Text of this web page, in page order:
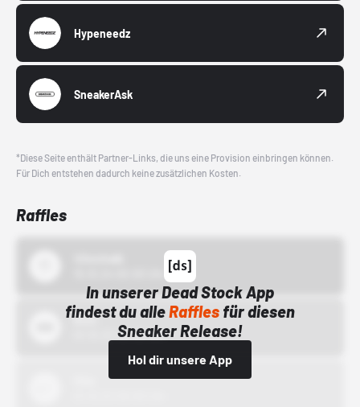
Hypeneedz
SneakerAsk
*Diese Seite enthält Partner-Links, die uns eine Provision einbringen können.
Für Dich entstehen dadurch keine zusätzlichen Kosten.
Raffles
In unserer Dead Stock App
findest du alleRafflesfür diesen
Sneaker Release!
Hol dir unsere App
Bstn
01.10.22 00:00 Uhr